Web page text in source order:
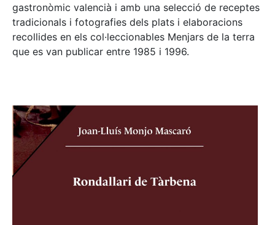
gastronòmic valencià i amb una selecció de receptes
tradicionals i fotografies dels plats i elaboracions
recollides en els col·leccionables Menjars de la terra
que es van publicar entre 1985 i 1996.